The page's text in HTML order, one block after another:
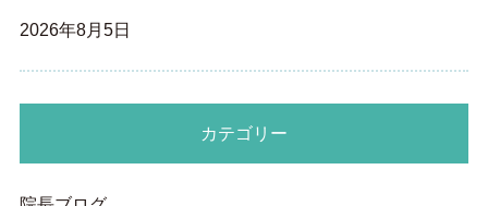
2026年8月5日
カテゴリー